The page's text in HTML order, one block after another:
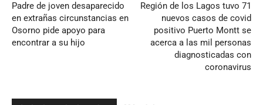
Padre de joven desaparecido
en extrañas circunstancias en
Osorno pide apoyo para
encontrar a su hijo
Región de los Lagos tuvo 71
nuevos casos de covid
positivo Puerto Montt se
acerca a las mil personas
diagnosticadas con
coronavirus